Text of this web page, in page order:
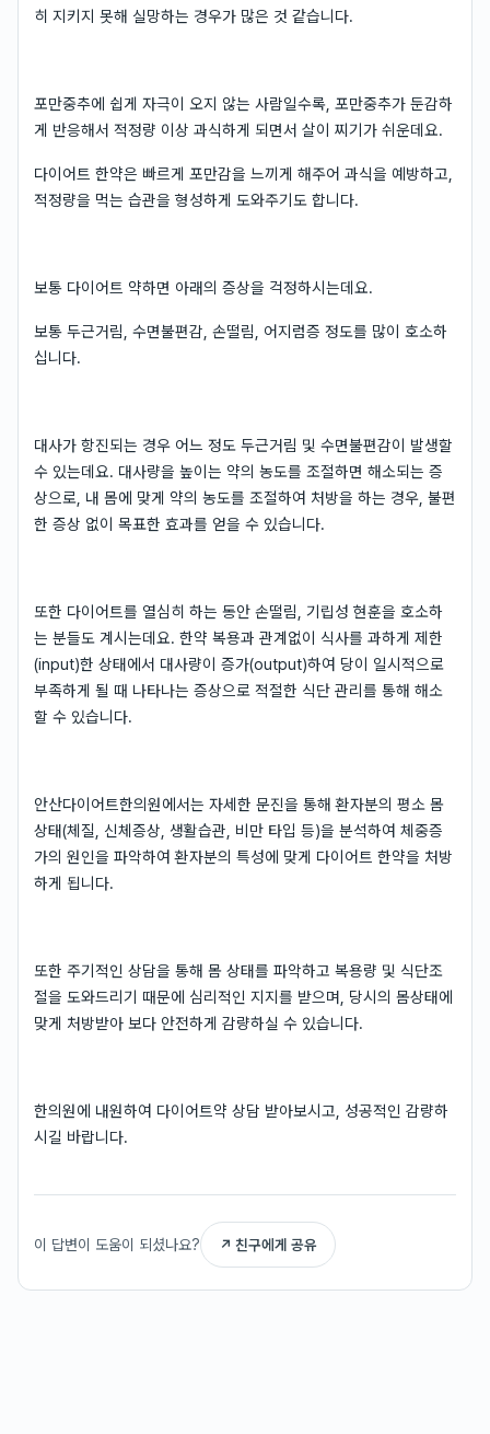
히 지키지 못해 실망하는 경우가 많은 것 같습니다.
포만중추에 쉽게 자극이 오지 않는 사람일수록, 포만중추가 둔감하
게 반응해서 적정량 이상 과식하게 되면서 살이 찌기가 쉬운데요.
다이어트 한약은 빠르게 포만감을 느끼게 해주어 과식을 예방하고,
적정량을 먹는 습관을 형성하게 도와주기도 합니다.
보통 다이어트 약하면 아래의 증상을 걱정하시는데요.
보통 두근거림, 수면불편감, 손떨림, 어지럼증 정도를 많이 호소하
십니다.
대사가 항진되는 경우 어느 정도 두근거림 및 수면불편감이 발생할
수 있는데요. 대사량을 높이는 약의 농도를 조절하면 해소되는 증
상으로, 내 몸에 맞게 약의 농도를 조절하여 처방을 하는 경우, 불편
한 증상 없이 목표한 효과를 얻을 수 있습니다.
또한 다이어트를 열심히 하는 동안 손떨림, 기립성 현훈을 호소하
는 분들도 계시는데요. 한약 복용과 관계없이 식사를 과하게 제한
(input)한 상태에서 대사량이 증가(output)하여 당이 일시적으로
부족하게 될 때 나타나는 증상으로 적절한 식단 관리를 통해 해소
할 수 있습니다.
안산다이어트한의원에서는 자세한 문진을 통해 환자분의 평소 몸
상태(체질, 신체증상, 생활습관, 비만 타입 등)을 분석하여 체중증
가의 원인을 파악하여 환자분의 특성에 맞게 다이어트 한약을 처방
하게 됩니다.
또한 주기적인 상담을 통해 몸 상태를 파악하고 복용량 및 식단조
절을 도와드리기 때문에 심리적인 지지를 받으며, 당시의 몸상태에
맞게 처방받아 보다 안전하게 감량하실 수 있습니다.
한의원에 내원하여 다이어트약 상담 받아보시고, 성공적인 감량하
시길 바랍니다.
이 답변이 도움이 되셨나요? ↗ 친구에게 공유